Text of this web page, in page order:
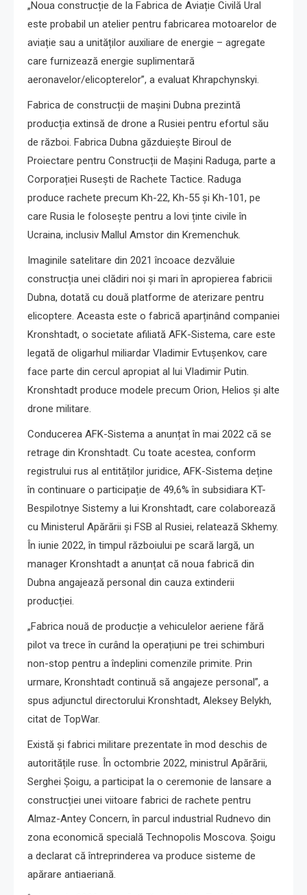
„Noua construcție de la Fabrica de Aviație Civilă Ural
este probabil un atelier pentru fabricarea motoarelor de
aviație sau a unităților auxiliare de energie – agregate
care furnizează energie suplimentară
aeronavelor/elicopterelor”, a evaluat Khrapchynskyi.
Fabrica de construcții de mașini Dubna prezintă
producția extinsă de drone a Rusiei pentru efortul său
de război. Fabrica Dubna găzduiește Biroul de
Proiectare pentru Construcții de Mașini Raduga, parte a
Corporației Rusești de Rachete Tactice. Raduga
produce rachete precum Kh-22, Kh-55 și Kh-101, pe
care Rusia le folosește pentru a lovi ținte civile în
Ucraina, inclusiv Mallul Amstor din Kremenchuk.
Imaginile satelitare din 2021 încoace dezvăluie
construcția unei clădiri noi și mari în apropierea fabricii
Dubna, dotată cu două platforme de aterizare pentru
elicoptere. Aceasta este o fabrică aparținând companiei
Kronshtadt, o societate afiliată AFK-Sistema, care este
legată de oligarhul miliardar Vladimir Evtușenkov, care
face parte din cercul apropiat al lui Vladimir Putin.
Kronshtadt produce modele precum Orion, Helios și alte
drone militare.
Conducerea AFK-Sistema a anunțat în mai 2022 că se
retrage din Kronshtadt. Cu toate acestea, conform
registrului rus al entităților juridice, AFK-Sistema deține
în continuare o participație de 49,6% în subsidiara KT-
Bespilotnye Sistemy a lui Kronshtadt, care colaborează
cu Ministerul Apărării și FSB al Rusiei, relatează Skhemy.
În iunie 2022, în timpul războiului pe scară largă, un
manager Kronshtadt a anunțat că noua fabrică din
Dubna angajează personal din cauza extinderii
producției.
„Fabrica nouă de producție a vehiculelor aeriene fără
pilot va trece în curând la operațiuni pe trei schimburi
non-stop pentru a îndeplini comenzile primite. Prin
urmare, Kronshtadt continuă să angajeze personal”, a
spus adjunctul directorului Kronshtadt, Aleksey Belykh,
citat de TopWar.
Există și fabrici militare prezentate în mod deschis de
autoritățile ruse. În octombrie 2022, ministrul Apărării,
Serghei Șoigu, a participat la o ceremonie de lansare a
construcției unei viitoare fabrici de rachete pentru
Almaz-Antey Concern, în parcul industrial Rudnevo din
zona economică specială Technopolis Moscova. Șoigu
a declarat că întreprinderea va produce sisteme de
apărare antiaeriană.